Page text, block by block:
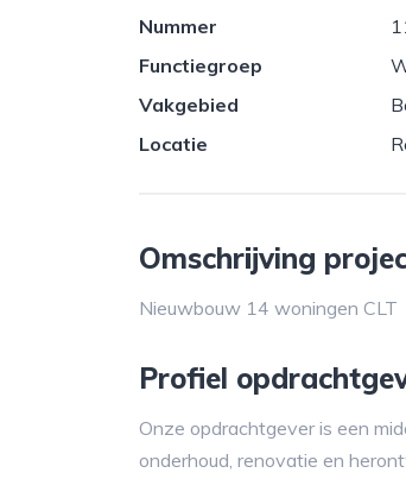
Nummer
Functiegroep
Vakgebied
Locatie
Omschrijving
Nieuwbouw 14 woningen CLT
Profiel
Onze opdrachtgever is een
onderhoud, renovatie en